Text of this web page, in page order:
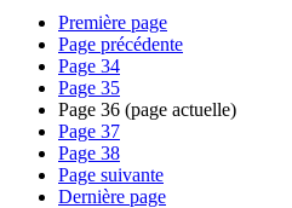
Première page
Page précédente
Page 34
Page 35
Page 36 (page actuelle)
Page 37
Page 38
Page suivante
Dernière page